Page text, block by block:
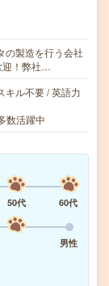
の製造を行う会社
迎！弊社…
キル不要 / 英語力
数活躍中
50代
60代
男性